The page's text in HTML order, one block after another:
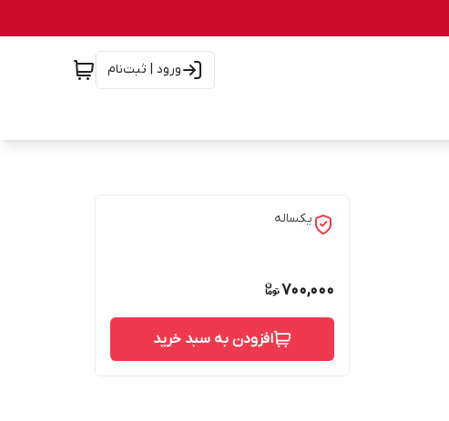
ورود | ثبت‌نام
یکساله
700,000
افزودن به سبد خرید